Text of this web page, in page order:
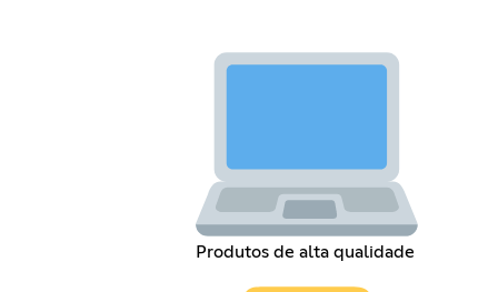
Produtos de alta qualidade